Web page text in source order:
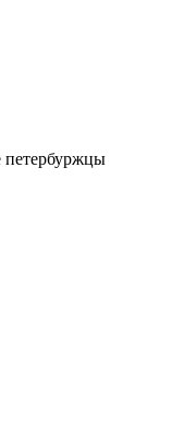
петербуржцы